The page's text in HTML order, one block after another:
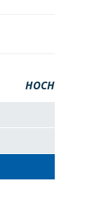
HOCH